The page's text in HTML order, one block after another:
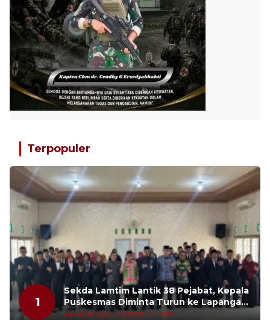
Terpopuler
1
Sekda Lamtim Lantik 38 Pejabat, Kepala
Puskesmas Diminta Turun ke Lapangan
dan Hadir di Tengah Masyarakat
Kamis, 06 Agustus 2026, 14:24 WIB